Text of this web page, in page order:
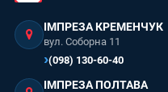
ІМПРЕЗА КРЕМЕНЧУК
вул. Соборна 11
(098) 130-60-40
ІМПРЕЗА ПОЛТАВА